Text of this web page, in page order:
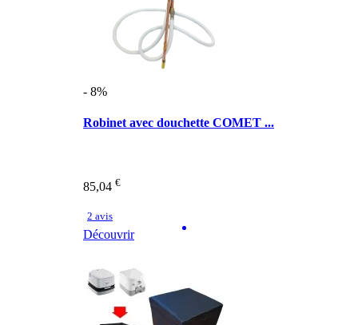
- 8%
Robinet avec douchette COMET ...
85,04 €
2 avis
Découvrir